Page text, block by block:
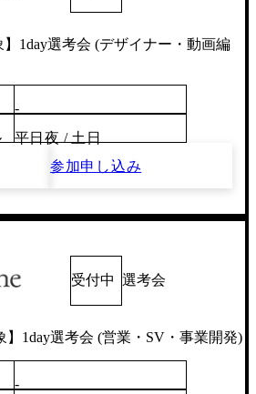
】1day選考会 (デザイナー・動画編
-
平日夜 / 土日
参加申し込み
受付中 選考会
】1day選考会 (営業・SV・事業開発)
-